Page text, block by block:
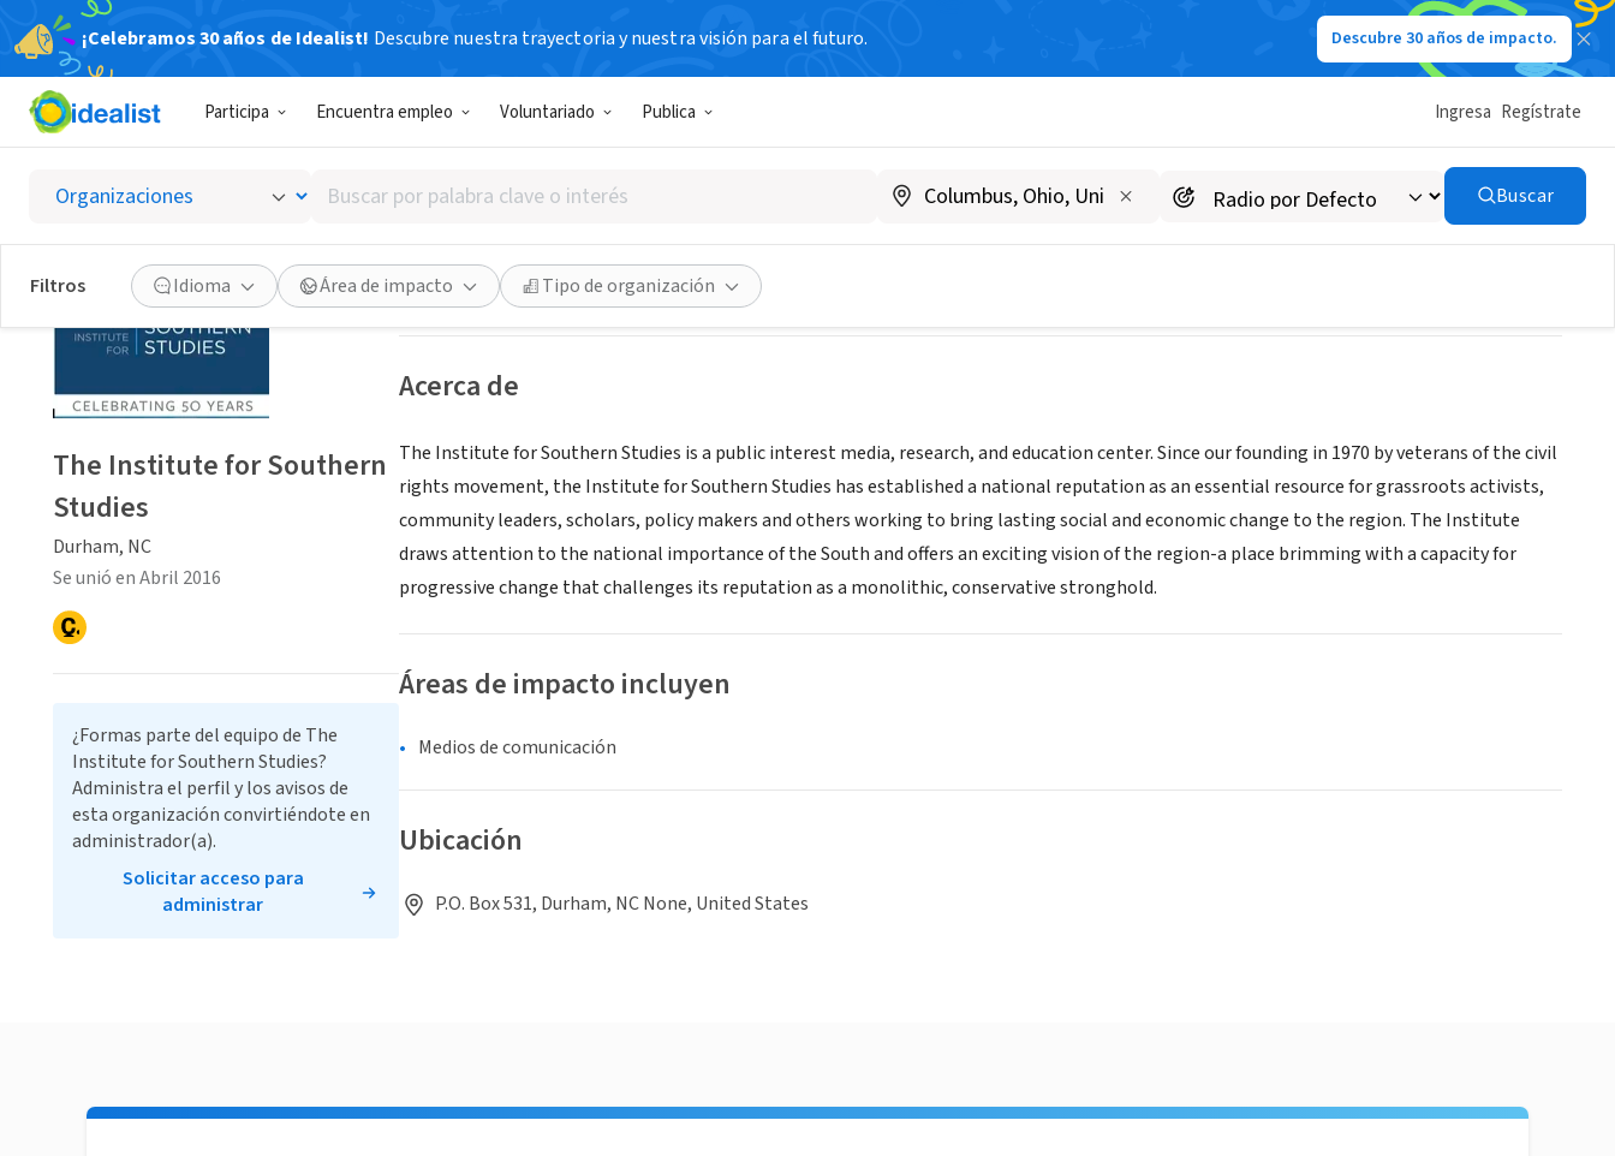
¡Celebramos 30 años de Idealist! Descubre nuestra trayectoria y nuestra visión para el futuro. Descubre 30 años de impacto.
Participa Encuentra empleo Voluntariado Publica Ingresa Regístrate
Buscar
por
palabra
clave
o
interés
Buscar
Filtros Idioma Área de impacto Tipo de organización
The Institute for Southern Studies
Durham, NC |www.southernstudies.org/
Guardar Compartir
Acerca de
The Institute for Southern Studies is a public interest media, research, and education center. Since our founding in 1970 by veterans of the civil
rights movement, the Institute for Southern Studies has established a national reputation as an essential resource for grassroots activists,
community leaders, scholars, policy makers and others working to bring lasting social and economic change to the region. The Institute
draws attention to the national importance of the South and offers an exciting vision of the region-a place brimming with a capacity for
progressive change that challenges its reputation as a monolithic, conservative stronghold.
Áreas de impacto incluyen
Medios de comunicación
Ubicación
P.O. Box 531, Durham, NC None, United States
The Institute for Southern
Studies
Durham, NC
Se unió en Abril 2016
¿Formas parte del equipo de The
Institute for Southern Studies?
Administra el perfil y los avisos de
esta organización convirtiéndote en
administrador(a).
Solicitar acceso para
administrar